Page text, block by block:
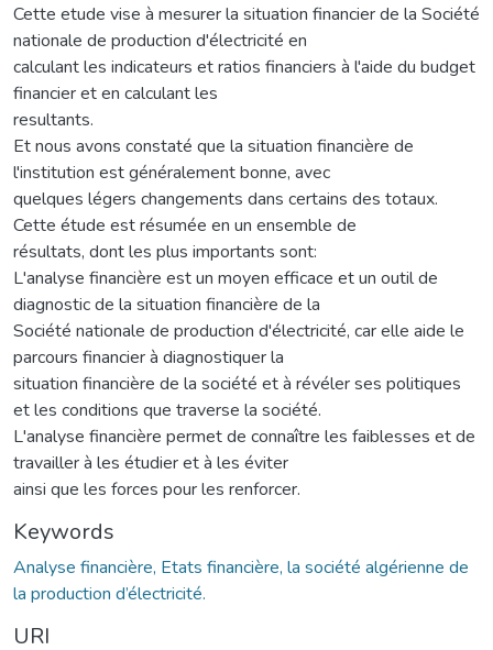
Cette etude vise à mesurer la situation financier de la Société
nationale de production d'électricité en
calculant les indicateurs et ratios financiers à l'aide du budget
financier et en calculant les
resultants.
Et nous avons constaté que la situation financière de
l'institution est généralement bonne, avec
quelques légers changements dans certains des totaux.
Cette étude est résumée en un ensemble de
résultats, dont les plus importants sont:
L'analyse financière est un moyen efficace et un outil de
diagnostic de la situation financière de la
Société nationale de production d'électricité, car elle aide le
parcours financier à diagnostiquer la
situation financière de la société et à révéler ses politiques
et les conditions que traverse la société.
L'analyse financière permet de connaître les faiblesses et de
travailler à les étudier et à les éviter
ainsi que les forces pour les renforcer.
Keywords
Analyse financière, Etats financière, la société algérienne de
la production d’électricité.
URI